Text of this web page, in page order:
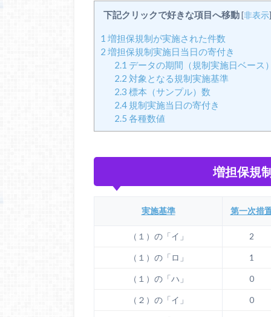
下記クリックで好きな項目へ移動 [非表示]
1 増担保規制が実施された件数
2 増担保規制実施日当日の寄付き
2.1 データの期間（規制実施日ベース
2.2 対象となる規制実施基準
2.3 標本（サンプル）数
2.4規制実施当日の寄付き
2.5 各種数値
増担保規
実施基準 第一次措
（１）の「イ」 2
（１）の「ロ」 1
（１）の「ハ」 0
（２）の「イ」 0